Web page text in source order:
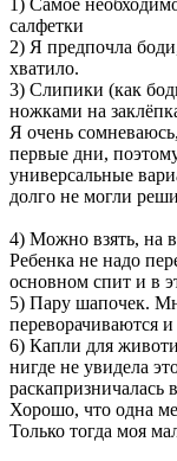
салфетки
2) Я предпочла
хватило.
3) Слипики (как
ножками на
Я очень
первые дни,
универсальные
долго не могли
4) Можно взять, на
Ребенка не надо
основном спит и в
5) Пару шапочек.
переворачиваются
6) Капли для
нигде не увидела
раскапризничалась
Хорошо, что одна
Только тогда моя